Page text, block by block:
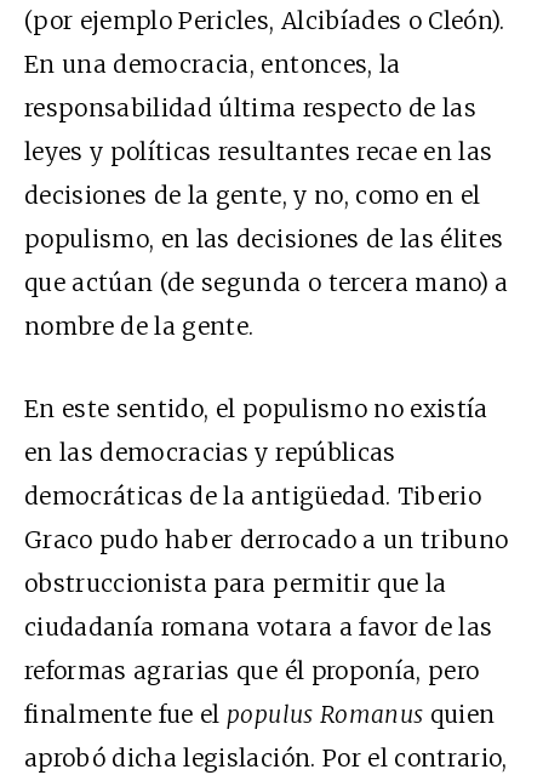
(por ejemplo Pericles, Alcibíades o Cleón).
En una democracia, entonces, la
responsabilidad última respecto de las
leyes y políticas resultantes recae en las
decisiones de la gente, y no, como en el
populismo, en las decisiones de las élites
que actúan (de segunda o tercera mano) a
nombre de la gente.
En este sentido, el populismo no existía
en las democracias y repúblicas
democráticas de la antigüedad. Tiberio
Graco pudo haber derrocado a un tribuno
obstruccionista para permitir que la
ciudadanía romana votara a favor de las
reformas agrarias que él proponía, pero
finalmente fue el populus Romanus quien
aprobó dicha legislación. Por el contrario,